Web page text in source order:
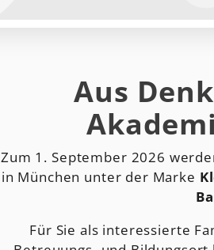
Aus
Zum 1. September 2026
in München unter der Marke
Für Sie als interessierte